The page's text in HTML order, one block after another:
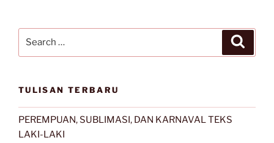
TULISAN TERBARU
PEREMPUAN, SUBLIMASI, DAN KARNAVAL TEKS
LAKI-LAKI